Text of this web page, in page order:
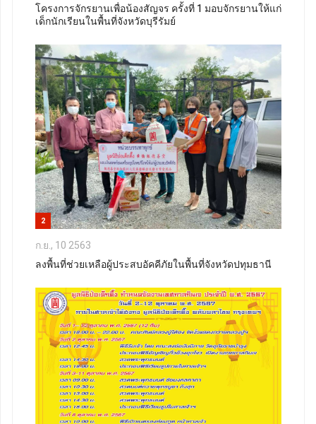
โครงการจักรยานเพื่อน้องสัญจร ครั้งที่ 1 มอบจักรยานให้แก่
เด็กนักเรียนในพื้นที่จังหวัดบุรีรัมย์
2
ก.ย., 10 2563
ลงพื้นที่ช่วยเหลือผู้ประสบอัคคีภัยในพื้นที่จังหวัดปทุมธานี